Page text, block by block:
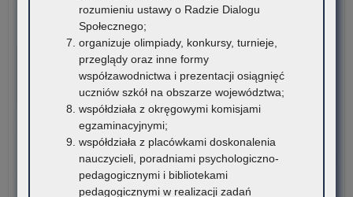
6 sierpnia 2026
VI edycja Ogólnopolskiej Olimpiady Wiedzy o
Procesie Inwestycyjno-Budowlanym
Komitet Główny Ogólnopolskiej Olimpiady Wiedzy
o Procesie Inwestycyjno-Budowlanym przekazuje
harmonogram…
Czytaj więcej
rozumieniu ustawy o Radzie Dialogu
Społecznego;
organizuje olimpiady, konkursy, turnieje,
przeglądy oraz inne formy
współzawodnictwa i prezentacji osiągnięć
uczniów szkół na obszarze województwa;
współdziała z okręgowymi komisjami
egzaminacyjnymi;
współdziała z placówkami doskonalenia
nauczycieli, poradniami psychologiczno-
pedagogicznymi i bibliotekami
pedagogicznymi w realizacji zadań